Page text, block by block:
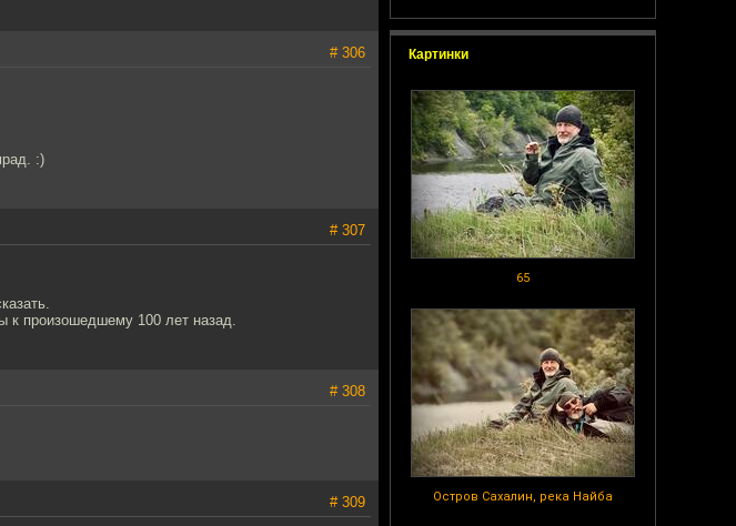
Картинки
65
Остров Сахалин, река Найба
# 306
:)
# 307
к произошедшему 100 лет назад.
# 308
# 309